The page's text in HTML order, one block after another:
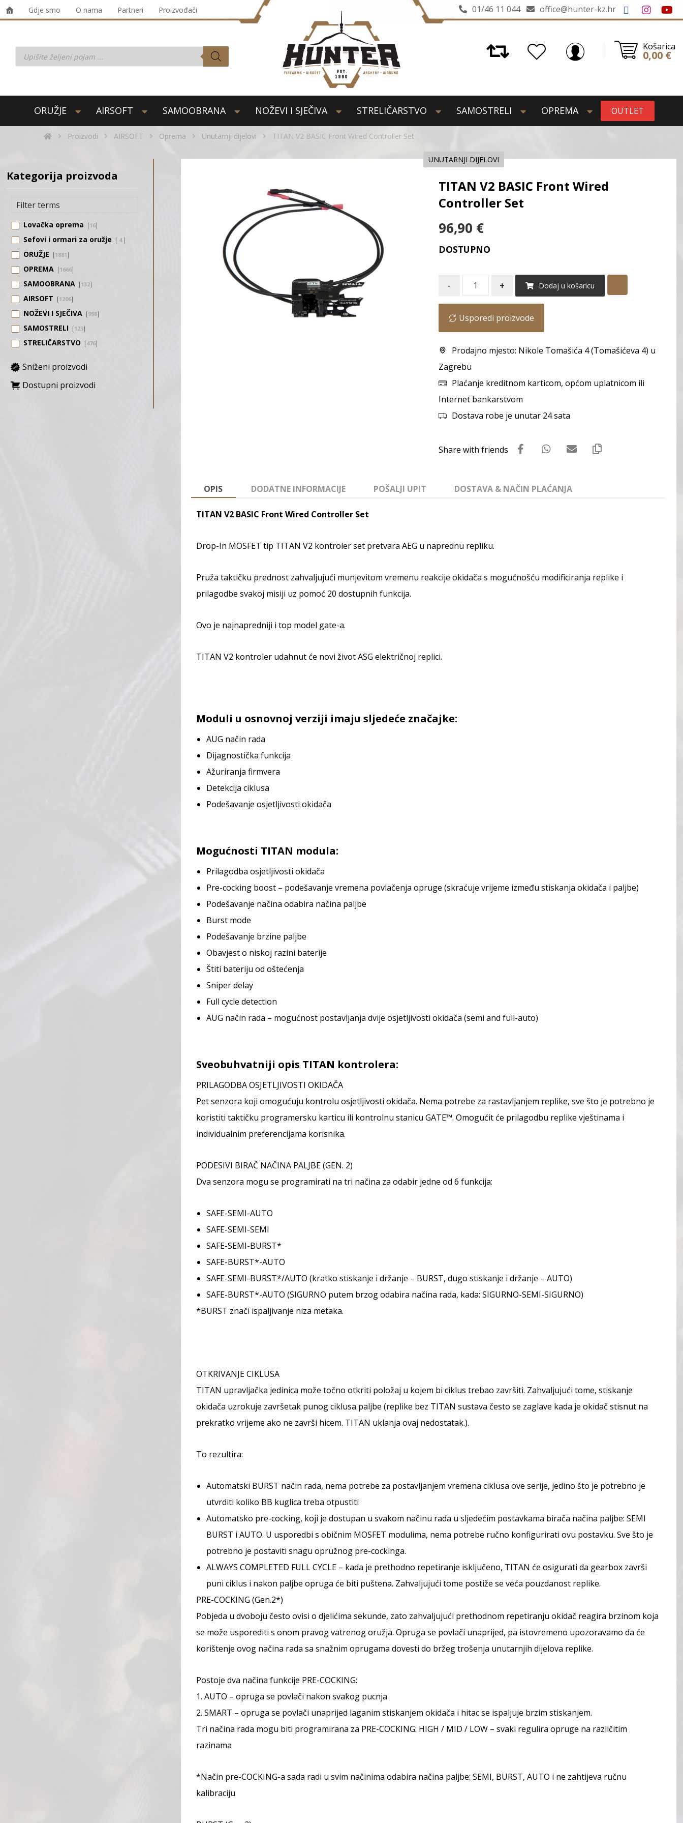
Gdje smo O nama Partneri Proizvođači office@hunter-kz.hr
01/46 11 044
Košarica
0,00 €
ORUŽJE AIRSOFT SAMOOBRANA NOŽEVI I SJEČIVA STRELIČARSTVO SAMOSTRELI OPREMA OUTLET
Proizvodi AIRSOFT Oprema Unutarnji dijelovi TITAN V2 BASIC Front Wired Controller Set
UNUTARNJI DIJELOVI
TITAN V2 BASIC Front Wired
Controller Set
96,90 €
DOSTUPNO
- + Dodaj u košaricu
Usporedi proizvode
Prodajno mjesto: Nikole Tomašića 4 (Tomašićeva 4) u
Zagrebu
Plaćanje kreditnom karticom, općom uplatnicom ili
Internet bankarstvom
Dostava robe je unutar 24 sata
OPIS DODATNE INFORMACIJE POŠALJI UPIT DOSTAVA & NAČIN PLAĆANJA
TITAN V2 BASIC Front Wired Controller Set
Drop-In MOSFET tip TITAN V2 kontroler set pretvara AEG u naprednu repliku.
Pruža taktičku prednost zahvaljujući munjevitom vremenu reakcije okidača s mogućnošću modificiranja replike i
prilagodbe svakoj misiji uz pomoć 20 dostupnih funkcija.
Ovo je najnapredniji i top model gate-a.
TITAN V2 kontroler udahnut će novi život ASG električnoj replici.
Moduli u osnovnoj verziji imaju sljedeće značajke:
AUG način rada
Dijagnostička funkcija
Ažuriranja firmvera
Detekcija ciklusa
Podešavanje osjetljivosti okidača
​Mogućnosti TITAN modula:
Prilagodba osjetljivosti okidača
Pre-cocking boost – podešavanje vremena povlačenja opruge (skraćuje vrijeme između stiskanja okidača i paljbe)
Podešavanje načina odabira načina paljbe
Burst mode
Podešavanje brzine paljbe
Obavjest o niskoj razini baterije
Štiti bateriju od oštećenja
Sniper delay
Full cycle detection
AUG način rada – mogućnost postavljanja dvije osjetljivosti okidača (semi and full-auto)
Sveobuhvatniji opis TITAN kontrolera:
PRILAGODBA OSJETLJIVOSTI OKIDAČA
Pet senzora koji omogućuju kontrolu osjetljivosti okidača. Nema potrebe za rastavljanjem replike, sve što je potrebno je
koristiti taktičku programersku karticu ili kontrolnu stanicu GATE™. Omogućit će prilagodbu replike vještinama i
individualnim preferencijama korisnika.
PODESIVI BIRAČ NAČINA PALJBE (GEN. 2)
Dva senzora mogu se programirati na tri načina za odabir jedne od 6 funkcija:
SAFE-SEMI-AUTO
SAFE-SEMI-SEMI
SAFE-SEMI-BURST*
SAFE-BURST*-AUTO
SAFE-SEMI-BURST*/AUTO (kratko stiskanje i držanje – BURST, dugo stiskanje i držanje – AUTO)
SAFE-BURST*-AUTO (SIGURNO putem brzog odabira načina rada, kada: SIGURNO-SEMI-SIGURNO)
*BURST znači ispaljivanje niza metaka.
OTKRIVANJE CIKLUSA
TITAN upravljačka jedinica može točno otkriti položaj u kojem bi ciklus trebao završiti. Zahvaljujući tome, stiskanje
okidača uzrokuje završetak punog ciklusa paljbe (replike bez TITAN sustava često se zaglave kada je okidač stisnut na
prekratko vrijeme ako ne završi hicem. TITAN uklanja ovaj nedostatak.).
To rezultira:
Automatski BURST način rada, nema potrebe za postavljanjem vremena ciklusa ove serije, jedino što je potrebno je
utvrditi koliko BB kuglica treba otpustiti
Automatsko pre-cocking, koji je dostupan u svakom načinu rada u sljedećim postavkama birača načina paljbe: SEMI
BURST i AUTO. U usporedbi s običnim MOSFET modulima, nema potrebe ručno konfigurirati ovu postavku. Sve što je
potrebno je postaviti snagu opružnog pre-cockinga.
ALWAYS COMPLETED FULL CYCLE – kada je prethodno repetiranje isključeno, TITAN će osigurati da gearbox završi
puni ciklus i nakon paljbe opruga će biti puštena. Zahvaljujući tome postiže se veća pouzdanost replike.
PRE-COCKING (Gen.2*)
Pobjeda u dvoboju često ovisi o djelićima sekunde, zato zahvaljujući prethodnom repetiranju okidač reagira brzinom koja
se može usporediti s onom pravog vatrenog oružja. Opruga se povlači unaprijed, pa istovremeno upozoravamo da će
korištenje ovog načina rada sa snažnim oprugama dovesti do bržeg trošenja unutarnjih dijelova replike.
Postoje dva načina funkcije PRE-COCKING:
1. AUTO – opruga se povlači nakon svakog pucnja
2. SMART – opruga se povlači unaprijed laganim stiskanjem okidača i hitac se ispaljuje brzim stiskanjem.
Tri načina rada mogu biti programirana za PRE-COCKING: HIGH / MID / LOW – svaki regulira opruge na različitim
razinama
*Način pre-COCKING-a sada radi u svim načinima odabira načina paljbe: SEMI, BURST, AUTO i ne zahtijeva ručnu
kalibraciju
Kategorija proizvoda
Lovačka oprema 16
Sefovi i ormari za oružje 4
ORUŽJE 1881
OPREMA 1666
SAMOOBRANA 132
AIRSOFT 1206
NOŽEVI I SJEČIVA 998
SAMOSTRELI 123
STRELIČARSTVO 476
Sniženi proizvodi
Dostupni proizvodi